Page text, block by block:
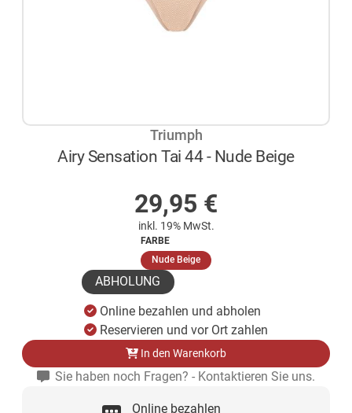
Triumph
Airy Sensation Tai 44 - Nude Beige
29,95 €
inkl. 19% MwSt.
FARBE
Nude Beige(ausgewählt)
ABHOLUNG
Online bezahlen und abholen
Reservieren und vor Ort zahlen
In den Warenkorb
Sie haben noch Fragen? - Kontaktieren Sie uns.
Online bezahlen